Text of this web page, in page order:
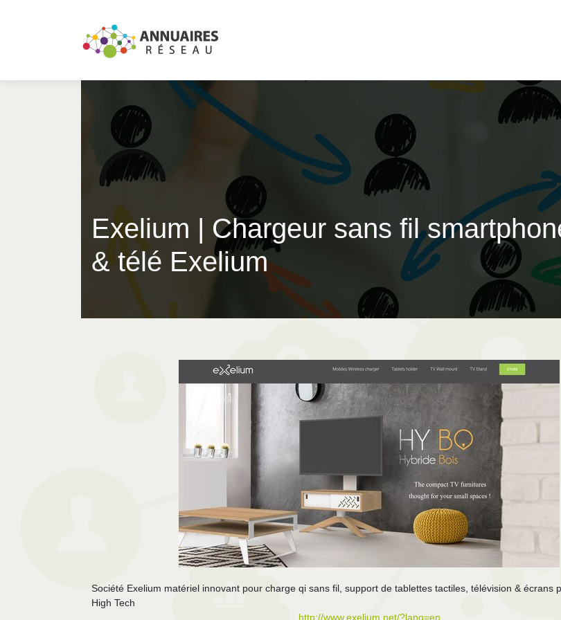
Exelium | Chargeur sans fil
& télé Exelium
Société Exelium matériel innovant pour charge qi sans fil, support de tablettes tactiles, télévision & écrans
High Tech
http://www.exelium.net/?lang=en